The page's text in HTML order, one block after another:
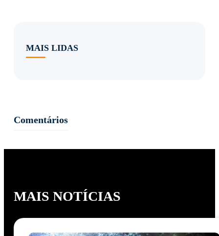
MAIS LIDAS
Comentários
MAIS NOTÍCIAS